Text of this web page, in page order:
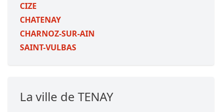
CIZE
CHATENAY
CHARNOZ-SUR-AIN
SAINT-VULBAS
La ville de TENAY